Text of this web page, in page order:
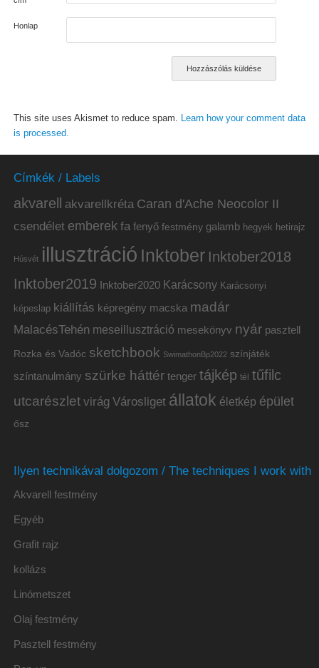
Honlap
This site uses Akismet to reduce spam.
Learn how your comment data
is processed.
Címkék / Labels
akvarell akvarellkréta Caran d'Ache Neocolor II
csendélet emberek fa fenyő festmény galamb hegyek hetirajz
Húsvét illusztráció Inktober Inktober2018
Inktober2019 Inktober2020 Karácsony Karácsonyi
képeslap kiállítás képregény macska madár
MalacésTehén meseillusztráció mesekönyv nyár pasztell
Rozka és Vadóc sketchbook SwimathonBp2022 színjáték
színtanulmány szürke háttér tenger tájkép tél tűfilc
utcarészlet virág Városliget állatok életkép épület
ősz
Ilyen technikával dolgozom / The techniques I work with
Akvarell festmény
Egyéb
Grafit rajz
kollázs
Linómetszet
Olaj festmény
Pasztell festmény